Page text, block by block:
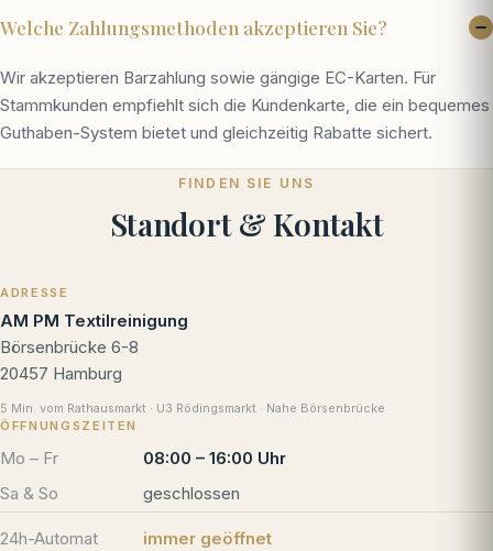
Welche Zahlungsmethoden akzeptieren Sie?
Wir akzeptieren Barzahlung sowie gängige EC-Karten. Für
Stammkunden empfiehlt sich die Kundenkarte, die ein bequemes
Guthaben-System bietet und gleichzeitig Rabatte sichert.
FINDEN SIE UNS
Standort & Kontakt
ADRESSE
AM PM Textilreinigung
Börsenbrücke 6-8
20457 Hamburg
5 Min. vom Rathausmarkt · U3 Rödingsmarkt · Nahe Börsenbrücke
ÖFFNUNGSZEITEN
Mo – Fr
08:00 – 16:00 Uhr
Sa & So
geschlossen
24h-Automat immer geöffnet